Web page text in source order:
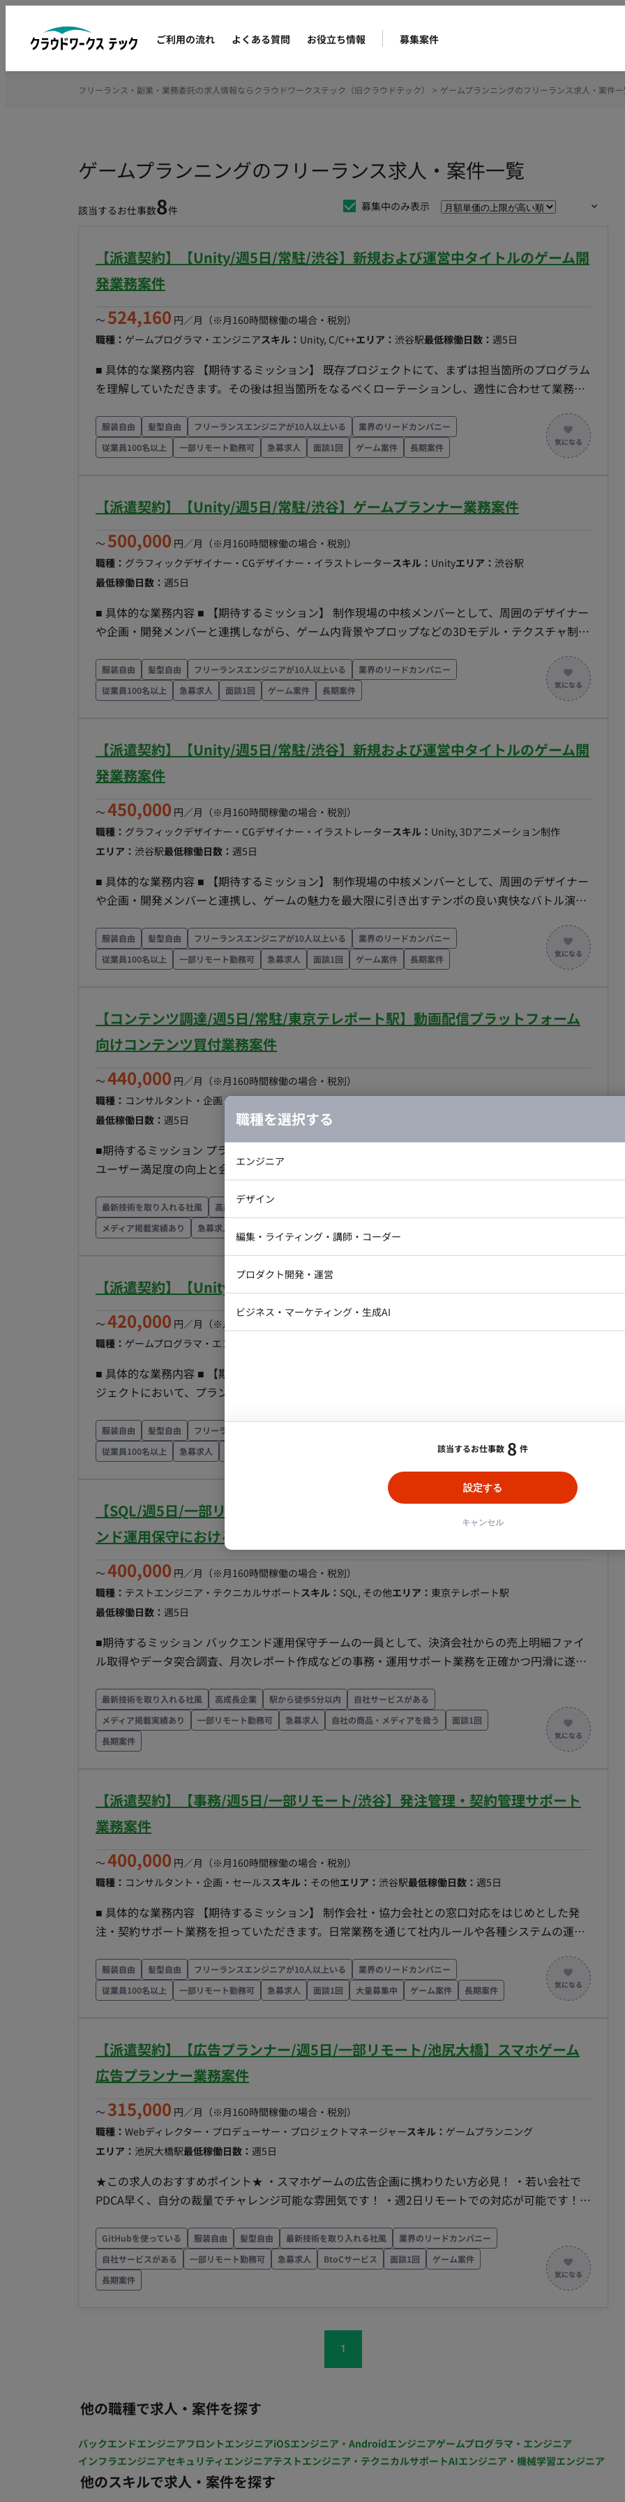
ご利用の流れ よくある質問 お役立ち情報 募集案件
ゲームプランニングのフリーランス求人・案件一覧
該当するお仕事数8件 募集中のみ表示
【派遣契約】【Unity/週5日/常駐/渋谷】新規および運営中タイトルのゲーム開
発業務案件
〜 524,160 円／月 （※月160時間稼働の場合・税別）
職種： ゲームプログラマ・エンジニアスキル： Unity, C/C++エリア： 渋谷駅最低稼働日数： 週5日
■ 具体的な業務内容 【期待するミッション】 既存プロジェクトにて、まずは担当箇所のプログラム
を理解していただきます。その後は担当箇所をなるべくローテーションし、適性に合わせて業務を
ます。ゆくゆくは小チームのリーダーやサブリーダー、さらにはリードエンジニアとしてご活躍い
ただくことを期待しています。 【業務内容】 ・モバイル、コンシューマーゲーム機、PC、VRヘッ
ドセットなどのゲームの設計/開発/テスト/運営 ・ツールの開発（運用、デバッグ、自動化ツールな
※ChatGPT、Claude、Geminiなどの生成AIを活用した開発が可能です。 【担当工程】 設計・実
装・テスト・保守運用 【チーム体制】 【開発環境】 プログラミング：C++ FW：Unity 【働き方】
・契約形態：派遣契約（週20時間以上のため、社会保険加入必須） ・稼働量：週5日 ・稼働曜日：
月～金 ・稼働時間：10:00～19:00（所定労働時間8H、休憩1H）※上長承認により8:00～11:00始業
の時差出勤可 ・働き方：常駐 ・交通費：支給 ・時給：2,500円～3,200円 ※スキル・経験によって
服装自由 髪型自由 フリーランスエンジニアが10人以上いる
業界のリードカンパニー
従業員100名以上
一部リモート勤務可 急募求人 面談1回 ゲーム案件 長期案件
【派遣契約】【Unity/週5日/常駐/渋谷】ゲームプランナー業務案件
〜 500,000 円／月 （※月160時間稼働の場合・税別）
職種： グラフィックデザイナー・CGデザイナー・イラストレータースキル： Unityエリア： 渋谷駅
最低稼働日数： 週5日
■ 具体的な業務内容 ■ 【期待するミッション】 制作現場の中核メンバーとして、周囲のデザイナー
や企画・開発メンバーと連携しながら、ゲーム内背景やプロップなどの3Dモデル・テクスチャ制作
工程】 【3D背景・プロップ制作】 ゲーム内に登場する背景やプロップ等の3Dモデル、テクスチャ
の制作を行っていただきます。 【ゲームエンジンへの組み込み・設定】 Unity等のゲームエンジン
への組み込み、ライティング、環境効果（ポストプロセス等）の設定を通じたクオリティアップを
入必須） ・稼働量：週5日 稼働曜日：月～金（土日祝日休み） 稼働時間：10:00～19:00（所定労働
時間8H、休憩1H）※始業8時～11時で時差出勤の相談可 ・働き方：常駐（東京都渋谷区） ・交通
費：支給 ・時給：2,000～2,500円 ※スキル・経験によって変動 ・その他 月末締め、25日支払い
服装自由 髪型自由 フリーランスエンジニアが10人以上いる
業界のリードカンパニー
従業員100名以上
急募求人 面談1回 ゲーム案件 長期案件
【派遣契約】【Unity/週5日/常駐/渋谷】新規および運営中タイトルのゲーム開
発業務案件
〜 450,000 円／月 （※月160時間稼働の場合・税別）
職種： グラフィックデザイナー・CGデザイナー・イラストレータースキル： Unity, 3Dアニメーション制作
エリア： 渋谷駅最低稼働日数： 週5日
■ 具体的な業務内容 ■ 【期待するミッション】 制作現場の中核メンバーとして、周囲のデザイナー
や企画・開発メンバーと連携し、ゲームの魅力を最大限に引き出すテンポの良い爽快なバトル演出
作】 RPGのバトルシーンにおける、魔法攻撃や必殺技の発動時などのカメラワークを含めた一連の
演出（カットシーン）の構築をお任せします。既存のエフェクト素材、キャラクターモーションを
専用ツール（タイムライン等）上で組み合わせる作業や、カメラのアングル、カット割り、揺れ
■ 【チーム体制】 ・デザイン部：約40名 ■ 【働き方】 ・契約形態：派遣契約（週20時間以上のた
め、社会保険加入必須） ・稼働量：週5日 ・稼働曜日：月～金 ・稼働時間：10:00～19:00（所定労
働時間8H、休憩1H）※上長承認により始業時間8:00～11:00の範囲で時差出勤可 ・働き方：一部リ
モート（東京都渋谷区）※上長の許可があれば週2日まではリモート可（業務に慣れるまではフル
出社） ・交通費：支給 ・時給：2,500円～2,800円 ※スキル・経験によって変動 ・その他：月末締
め、25日支払い
服装自由 髪型自由 フリーランスエンジニアが10人以上いる
業界のリードカンパニー
従業員100名以上
一部リモート勤務可 急募求人 面談1回 ゲーム案件 長期案件
【コンテンツ調達/週5日/常駐/東京テレポート駅】動画配信プラットフォーム
向けコンテンツ買付業務案件
〜 440,000 円／月 （※月160時間稼働の場合・税別）
職種： コンサルタント・企画・セールススキル：開発ディレクション, その他エリア：東京テレポート駅
最低稼働日数： 週5日
■期待するミッション プラットフォームの成長を牽引する魅力的なコンテンツを外部から調達し、
ユーザー満足度の向上と会員数増加に貢献いただくことがミッションです。 ■担当工程（業務範
新の市場調査・トレンド分析 契約書の作成・締結支援および権利管理業務 ■チーム体制 配属部署の
メンバーと連携しながら業務を進めていただきます。詳細は面談時にお伝えいたします。 ■業務の
流れ 市場トレンドに基づいた作品のピックアップから、権利元へのアプローチ、条件交渉、契約締
DB、インフラ、ツール） コミュニケーションツール：Slack等 ドキュメント作成：Office関連ソフ
ト（Excel、PowerPoint等） その他：社内専用管理システム ■開発フェーズと予定 継続的なコンテ
ンツ拡充フェーズにあり、長期的な参画を期待しています。 ■案件の魅力 大手メディアグループの
プラットフォームに携わることができ、自身の目利きがサービス成長に直結するやりがいがありま
ついて 本案件は「常駐」での勤務を想定しております。 ■働き方（時短・フレックス・土日夜間可
否） 就業時間：10:00～19:00（休憩1時間） 休日：土日祝日 原則として上記時間帯での稼働をお願
最新技術を取り入れる社風 高成長企業
メディア掲載実績あり
急募求人
【派遣契約】【Unity/週5日/常駐/渋谷】ゲームプランナー業務案件
〜 420,000 円／月 （※月160時間稼働の場合・税別）
職種： ゲームプログラマ・エンジニア
■ 具体的な業務内容 ■ 【期待するミッション】 新規プロジェクト、もしくは既存の開発運営中プロ
ジェクトにおいて、プランナーとして仕様書作成や運営イベントの企画、データ作成などを担い、
ータ作成およびバランス調整】 新規機能や改善などの仕様書作成、レベルデザインやバランス調
整、マスターデータの作成を行っていただきます。 【シナリオ・スクリプト作成】 ゲーム内のシナ
リオやスクリプトの作成を担当していただきます。 【進行管理および他セクションとの連携】 担当
業務の進行管理および他セクションとの連携、課題解決を行っていただきます。 ※入社後～6か月
間は、現在開発運営中の既存プロジェクトにて、1組織・1セクション内でプランナーとして仕様書
の作成や運営イベントの企画、データ作成、キャラクターの設計などを担っていただきます。 ■
【チーム体制】 ・定期的にチームでミーティングを実施 ・上司や管理者にも意見を言いやすい環
境 ・業務についてのコミュニケーションが頻繁に行われる活気がある雰囲気 ■ 【働き方】 ・契約
形態：派遣契約 （週20時間以上のため、社会保険加入必須） ・稼働量：週5日 ・稼働曜日：月〜
金 ・稼働時間：10:00～19:00（所定労働時間8H、休憩1H）※上長が認めた場合、始業時間8:00～
11:00の範囲で時差出勤可 ・働き方：常駐（東京都渋谷区） ・交通費：支給 ・時給：2000円～
2500円 ※スキル・経験によって変動 月末締め、25日支払い ■ 【期待するミッション】 制作現場の
中核メンバーとして、周囲のデザイナーや企画・開発メンバーと連携し、ゲームの魅力を最大限に
容・担当工程】 【演出・カットシーン制作】 RPGのバトルシーンにおける、魔法攻撃や必殺技の
発動時などのカメラワークを含めた一連の演出（カットシーン）の構築をお任せします。既存のエ
フェクト素材、キャラクターモーションを専用ツール（タイムライン等）上で組み合わせる作業
や、カメラのアングル、カット割り、揺れ（シェイク）、ヒットストップなどのカメラワークおよ
月～金 ・稼働時間：10:00～19:00（所定労働時間8H、休憩1H）※上長承認により始業時間8:00～
11:00の範囲で時差出勤可 ・働き方：一部リモート（東京都渋谷区）※上長の許可があれば週2日ま
キル・経験によって変動 ・その他：月末締め、25日支払い
服装自由 髪型自由 フリーランスエンジニアが10人以上いる
従業員100名以上
急募求人
【SQL/週5日/一部リモート/東京テレポート駅】動画配信サービスのバックエ
ンド運用保守における売上情報管理補佐兼アシスタントSE業務内容案件
〜 400,000 円／月 （※月160時間稼働の場合・税別）
職種： テストエンジニア・テクニカルサポートスキル： SQL, その他エリア： 東京テレポート駅
最低稼働日数： 週5日
■期待するミッション バックエンド運用保守チームの一員として、決済会社からの売上明細ファイ
ル取得やデータ突合調査、月次レポート作成などの事務・運用サポート業務を正確かつ円滑に遂行
だきます。 ※全ての業務をすぐに請け負うのは難しいため、まずは分担して対応いただき、徐々に
業務に慣れていただく想定です。 【月初作業（1～15営業日目）】 各決済会社（計17社）の管理画
面から売上明細ファイルを取得し、社内ツールへアップロードする作業 各決済会社のデータと自社
システムの決済データとの突合・差分調査および補正調査（最初の数ヶ月は前任者が付き添いサポ
あらかじめ用意されたSQLを実行し、結果をExcelなどに抽出・体裁調整を行う月次レポート作成
（決済系6～9件、その他5件） 【その他作業（突発的業務）】 社内ツールの利用者アカウント発行
業務（他チームや協力会社からの依頼対応） 決済会社へのキャンセル申請処理、その他事務的な作
しており、わからない点を聞きやすい環境が整っています。 ■業務の流れ 毎月の営業日スケジュー
ル（月初・月末）に沿ってルーティン作業を行いながら、随時発生するアカウント発行やキャンセ
ル申請などの突発的なタスクに対応していただきます。マニュアルが完備されている業務も多いた
め、手順に沿って正確に進めていただきます。 ■開発環境（言語、FW、DB、インフラ、ツール）
ショートカットキー）、PowerPoint その他：VB（読解が発生する可能性あり） ■開発フェーズと
予定 既存の動画配信サービスの運用保守・データ管理フェーズとなります。まずはマニュアルのあ
る作業から着手し、数ヶ月かけて徐々に難易度の高い調査業務などを引き継いでいただく予定で
を活かして着実にステップアップしたい方に最適な環境です。 ■リモート稼働について 週3回（月
曜、火曜、木曜）の出社を基本とし、残りの稼働日はリモートワークが可能です。 ■働き方（時
の稼働は原則不可となります。
最新技術を取り入れる社風 高成長企業 駅から徒歩5分以内
自社サービスがある
メディア掲載実績あり
一部リモート勤務可 急募求人 自社の商品・メディアを扱う
面談1回
長期案件
【派遣契約】【事務/週5日/一部リモート/渋谷】発注管理・契約管理サポート
業務案件
〜 400,000 円／月 （※月160時間稼働の場合・税別）
職種： コンサルタント・企画・セールススキル： その他エリア： 渋谷駅最低稼働日数： 週5日
■ 具体的な業務内容 【期待するミッション】 制作会社・協力会社との窓口対応をはじめとした発
注・契約サポート業務を担っていただきます。日常業務を通じて社内ルールや各種システムの運用
えていただくことを期待しています。 【業務内容・担当工程】 【発注管理サポート】 発注に伴う
社内稟議の作成・申請サポート、制作会社や協力会社との窓口対応（メール、チャット等）、見積
書・請求書の確認および社内処理手続き、発注書作成および関連手続きを行います。 【契約管理サ
関連資料の整理を行います。 【その他事務業務】 業務マニュアルの作成・更新、各種ドキュメント
や社内向け報告資料の作成、業務フローの改善および運用サポートを行います。 【チーム体制】 ・
平均年齢38歳で、30代を中心としつつ20代～50代まで幅広い年齢層が在籍 ・ 定期的にチームミー
ティングを実施し、意見を発信・相談しやすい環境 【働き方】 ・契約形態：派遣契約（週20時間
以上のため、社会保険加入必須） ・稼働量：週5日 ・稼働曜日：月～金 ・稼働時間：10:00～
19:00（所定労働時間8H、休憩1H）※上長承認のもと、8:00～11:00始業の時差出勤可 ・働き方：
一部リモート※週2日程度リモート可。ただし業務に慣れるまではフル出社 ・交通費：支給 ・時
給：1,750円～2,500円 ※スキル・経験によって変動 ・その他：月末締め、25日支払い
服装自由 髪型自由 フリーランスエンジニアが10人以上いる
業界のリードカンパニー
従業員100名以上
一部リモート勤務可 急募求人 面談1回 大量募集中 ゲーム案件 長期案件
【派遣契約】【広告プランナー/週5日/一部リモート/池尻大橋】スマホゲーム
広告プランナー業務案件
〜 315,000 円／月 （※月160時間稼働の場合・税別）
職種： Webディレクター・プロデューサー・プロジェクトマネージャースキル： ゲームプランニング
エリア： 池尻大橋駅最低稼働日数： 週5日
★この求人のおすすめポイント★ ・スマホゲームの広告企画に携わりたい方必見！ ・若い会社で
PDCA早く、自分の裁量でチャレンジ可能な雰囲気です！ ・週2日リモートでの対応が可能です！
ム事業部 約30名くらいで、案件ごとに3～5名程度のチームを作ります。 ■ 具体的な業務内容 主に
はハイパーカジュアルゲームの広告の企画から携わっていただきますが、それ以外にも下記の業務
が発生予定です。 ーー マスターデータの登録 運用進行 機能企画進行 デバッグ データ分析 使用ツ
ール例：Slack、Unity、Firebase、GitHub 【期待するミッション】 ユーザー体験の向上とサービ
いただくことを期待しています。サービスをビジネスサイドから成長させるための重要な役割を担
稼働量：週5日 稼働曜日：平日 稼働時間：10:00〜19:00 働き方：一部リモート（池尻大橋/出社頻
長期 募集人数：1人 その他月末締め、25日支払い
GitHubを使っている 服装自由 髪型自由 最新技術を取り入れる社風
業界のリードカンパニー
自社サービスがある
一部リモート勤務可 急募求人 BtoCサービス 面談1回
ゲーム案件
長期案件
1
他の職種で求人・案件を探す
バックエンドエンジニアフロントエンジニアiOSエンジニア・Androidエンジニアゲームプログラマ・エンジニア
インフラエンジニアセキュリティエンジニアテストエンジニア・テクニカルサポートAIエンジニア・機械学習エンジニア
他のスキルで求人・案件を探す
職種を選択する
エンジニア
インフラエンジニア
テストエンジニア・テクニカルサポート
AIエンジニア・機械学習エン
デザイン
Webデザイナー・UI/UXデザイナー
ラストレーター
編集・ライティング・講師・コーダー
プロダクト開発・運営
クトマネージャー
ビジネス・マーケティング・生成AI
該当するお仕事数 8 件
設定する
キャンセル
フリーランス・副業・業務委託の求人情報ならクラウドワークステック（旧クラウドテック） > ゲームプランニングのフリーランス求人・案件一